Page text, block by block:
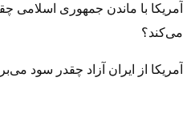
آمریکا با ماندن جمهوری اسلامی
می‌کند؟
آمریکا از ایران آزاد چقدر سود